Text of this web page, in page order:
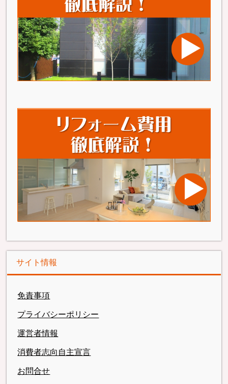
サイト情報
免責事項
プライバシーポリシー
運営者情報
消費者志向自主宣言
お問合せ